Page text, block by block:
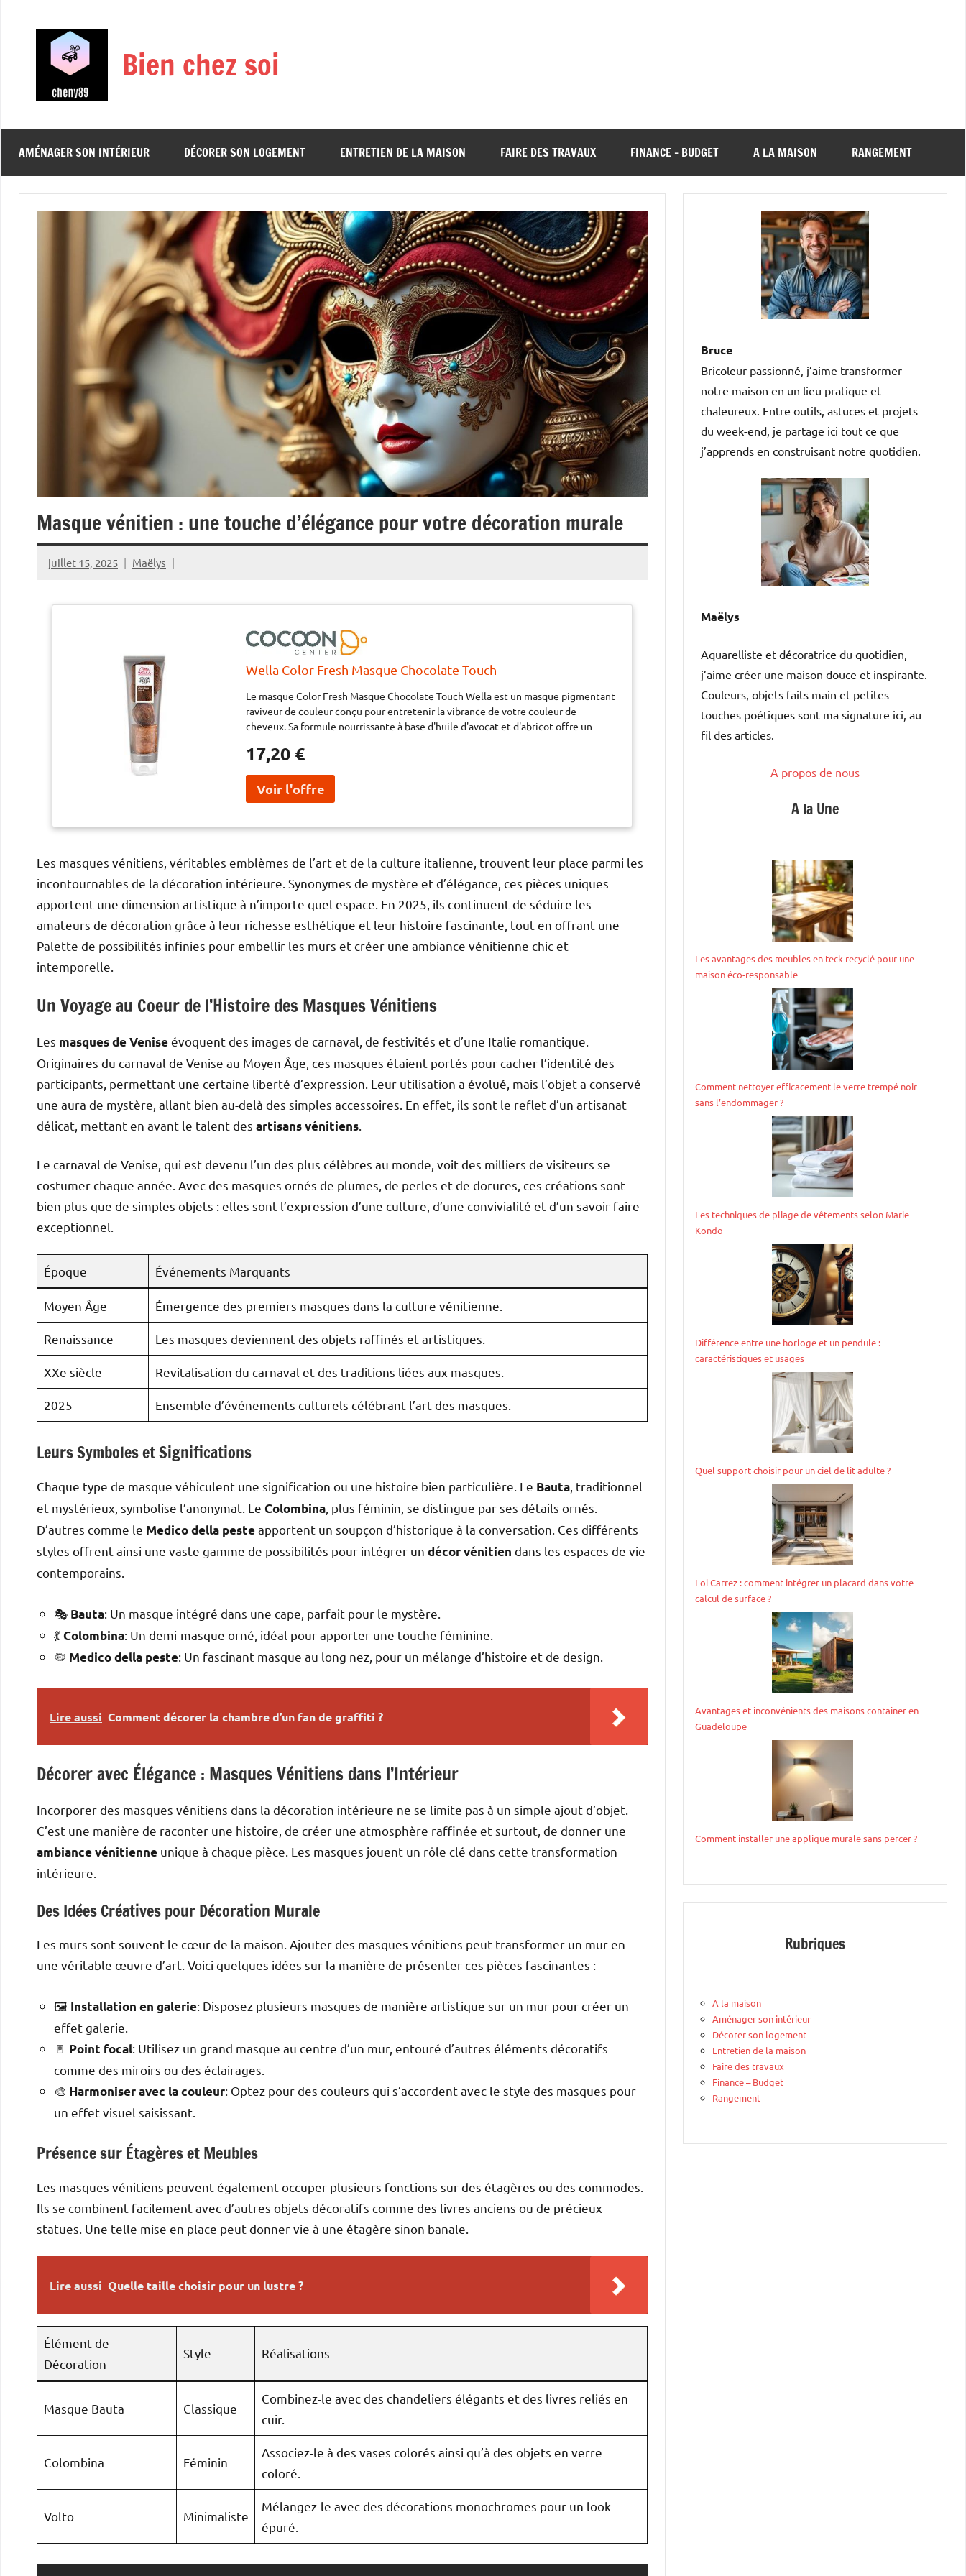
Bien chez soi
AMÉNAGER SON INTÉRIEUR DÉCORER SON LOGEMENT ENTRETIEN DE LA MAISON FAIRE DES TRAVAUX FINANCE – BUDGET A LA MAISON RANGEMENT
Masque vénitien : une touche d’élégance pour votre décoration murale
juillet 15, 2025 Maëlys
Wella Color Fresh Masque Chocolate Touch
Le masque Color Fresh Masque Chocolate Touch Wella est un masque pigmentant
raviveur de couleur conçu pour entretenir la vibrance de votre couleur de
cheveux. Sa formule nourrissante à base d'huile d'avocat et d'abricot offre un
17,20 €
Les masques vénitiens, véritables emblèmes de l’art et de la culture italienne, trouvent leur place parmi les
incontournables de la décoration intérieure. Synonymes de mystère et d’élégance, ces pièces uniques
apportent une dimension artistique à n’importe quel espace. En 2025, ils continuent de séduire les
amateurs de décoration grâce à leur richesse esthétique et leur histoire fascinante, tout en offrant une
Palette de possibilités infinies pour embellir les murs et créer une ambiance vénitienne chic et
intemporelle.
Un Voyage au Coeur de l’Histoire des Masques Vénitiens
Les masques de Veniseévoquent des images de carnaval, de festivités et d’une Italie romantique.
Originaires du carnaval de Venise au Moyen Âge, ces masques étaient portés pour cacher l’identité des
participants, permettant une certaine liberté d’expression. Leur utilisation a évolué, mais l’objet a conservé
une aura de mystère, allant bien au-delà des simples accessoires. En effet, ils sont le reflet d’un artisanat
délicat, mettant en avant le talent des artisans vénitiens.
Le carnaval de Venise, qui est devenu l’un des plus célèbres au monde, voit des milliers de visiteurs se
costumer chaque année. Avec des masques ornés de plumes, de perles et de dorures, ces créations sont
bien plus que de simples objets : elles sont l’expression d’une culture, d’une convivialité et d’un savoir-faire
exceptionnel.
Époque Événements Marquants
Moyen Âge Émergence des premiers masques dans la culture vénitienne.
Renaissance Les masques deviennent des objets raffinés et artistiques.
XXe siècle Revitalisation du carnaval et des traditions liées aux masques.
2025 Ensemble d’événements culturels célébrant l’art des masques.
Leurs Symboles et Significations
Chaque type de masque véhiculent une signification ou une histoire bien particulière. Le Bauta , traditionnel
et mystérieux, symbolise l’anonymat. Le Colombina , plus féminin, se distingue par ses détails ornés.
D’autres comme le Medico della pesteapportent un soupçon d’historique à la conversation. Ces différents
styles offrent ainsi une vaste gamme de possibilités pour intégrer un décor vénitien dans les espaces de vie
contemporains.
🎭 Bauta: Un masque intégré dans une cape, parfait pour le mystère.
💃Colombina: Un demi-masque orné, idéal pour apporter une touche féminine.
🦠 Medico della peste: Un fascinant masque au long nez, pour un mélange d’histoire et de design.
Lire aussi Comment décorer la chambre d’un fan de graffiti ?
Décorer avec Élégance : Masques Vénitiens dans l’Intérieur
Incorporer des masques vénitiens dans la décoration intérieure ne se limite pas à un simple ajout d’objet.
C’est une manière de raconter une histoire, de créer une atmosphère raffinée et surtout, de donner une
ambiance vénitienne unique à chaque pièce. Les masques jouent un rôle clé dans cette transformation
intérieure.
Des Idées Créatives pour Décoration Murale
Les murs sont souvent le cœur de la maison. Ajouter des masques vénitiens peut transformer un mur en
une véritable œuvre d’art. Voici quelques idées sur la manière de présenter ces pièces fascinantes :
🖼️ Installation en galerie: Disposez plusieurs masques de manière artistique sur un mur pour créer un
effet galerie.
🚪 Point focal: Utilisez un grand masque au centre d’un mur, entouré d’autres éléments décoratifs
comme des miroirs ou des éclairages.
🎨 Harmoniser avec la couleur: Optez pour des couleurs qui s’accordent avec le style des masques pour
un effet visuel saisissant.
Présence sur Étagères et Meubles
Les masques vénitiens peuvent également occuper plusieurs fonctions sur des étagères ou des commodes.
Ils se combinent facilement avec d’autres objets décoratifs comme des livres anciens ou de précieux
statues. Une telle mise en place peut donner vie à une étagère sinon banale.
Lire aussi Quelle taille choisir pour un lustre ?
Élément de
Décoration
Style Réalisations
Masque Bauta Classique
Combinez-le avec des chandeliers élégants et des livres reliés en
cuir.
Colombina Féminin
Associez-le à des vases colorés ainsi qu’à des objets en verre
coloré.
Volto Minimaliste
Mélangez-le avec des décorations monochromes pour un look
épuré.
Bruce
Bricoleur passionné, j’aime transformer
notre maison en un lieu pratique et
chaleureux. Entre outils, astuces et projets
du week-end, je partage ici tout ce que
j’apprends en construisant notre quotidien.
Maëlys
Aquarelliste et décoratrice du quotidien,
j’aime créer une maison douce et inspirante.
Couleurs, objets faits main et petites
touches poétiques sont ma signature ici, au
fil des articles.
A propos de nous
A la Une
Les avantages des meubles en teck recyclé pour une
maison éco-responsable
Comment nettoyer efficacement le verre trempé noir
sans l’endommager ?
Les techniques de pliage de vêtements selon Marie
Kondo
Différence entre une horloge et un pendule :
caractéristiques et usages
Quel support choisir pour un ciel de lit adulte ?
Loi Carrez : comment intégrer un placard dans votre
calcul de surface ?
Avantages et inconvénients des maisons container en
Guadeloupe
Comment installer une applique murale sans percer ?
Rubriques
A la maison
Aménager son intérieur
Décorer son logement
Entretien de la maison
Faire des travaux
Finance – Budget
Rangement